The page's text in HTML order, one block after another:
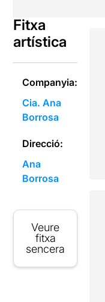
Fitxa
artística
Companyia:
Cia. Ana
Borrosa
Direcció:
Ana
Borrosa
Veure
fitxa
sencera